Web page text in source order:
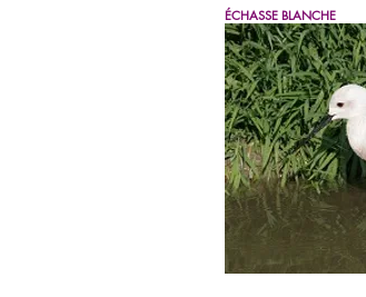
ÉCHASSE BLANCHE